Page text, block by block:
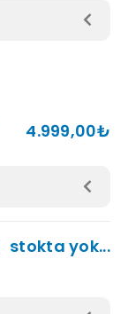
4.999,00₺
stokta yok...